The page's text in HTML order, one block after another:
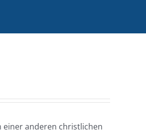
einer anderen christlichen